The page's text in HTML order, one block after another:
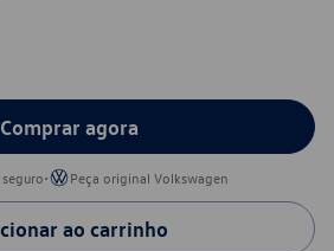
Comprar agora
• Peça original Volkswagen
ao carrinho